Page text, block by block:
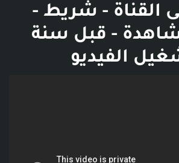
القناة - شريط -
مشاهدة - قبل سنة
الفيديو